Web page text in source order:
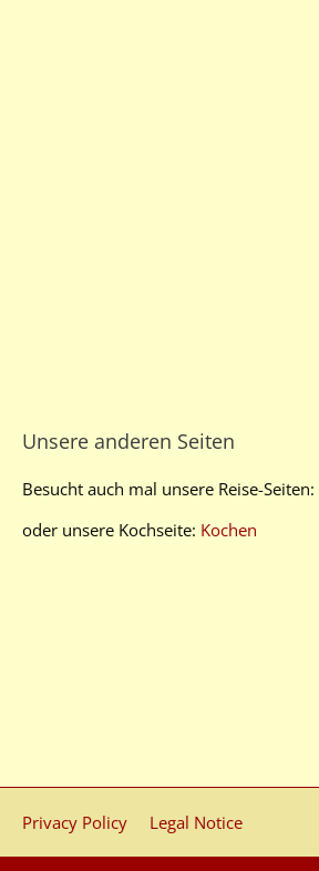
Unsere anderen Seiten
Besucht auch mal unsere Reise-Seiten:
oder unsere Kochseite: Kochen
Privacy Policy Legal Notice